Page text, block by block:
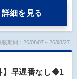
詳細を見る
載期間：26/08/07～26/08/27
】早遅番なし◆1